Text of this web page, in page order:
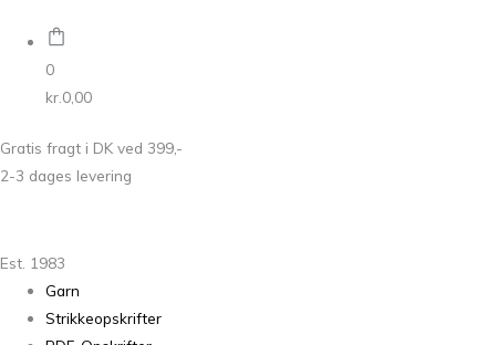
0
kr. 0,00
Gratis fragt i DK ved 399,-
2-3 dages levering
Est. 1983
Garn
Strikkeopskrifter